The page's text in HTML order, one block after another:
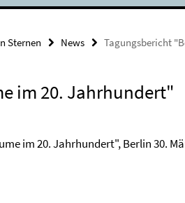
Sternen News Tagungsbericht
im 20. Jahrhundert"
im 20. Jahrhundert", Berlin 30.